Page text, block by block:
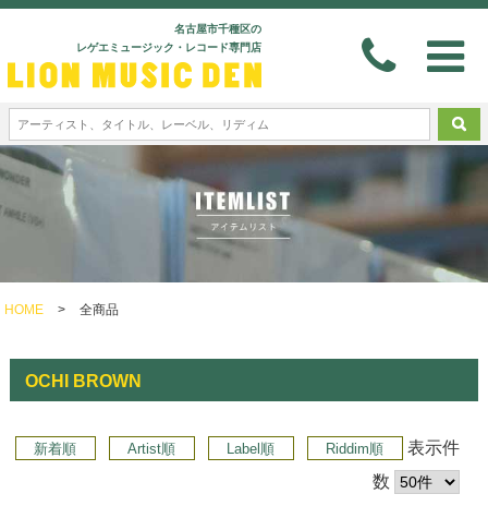
名古屋市千種区の
レゲエミュージック・レコード専門店
HOME > 全商品
OCHI BROWN
新着順 Artist順 Label順 Riddim順
表示件
数